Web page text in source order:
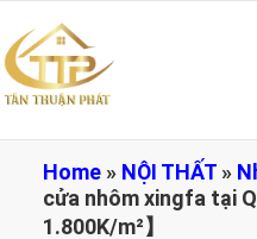
Home » NỘI THẤT »
cửa nhôm xingfa tại
1.800K/m²】